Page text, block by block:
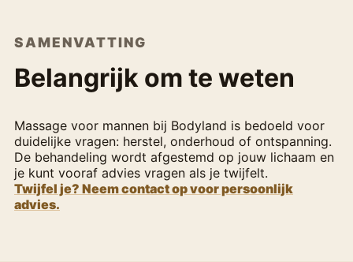
SAMENVATTING
Belangrijk om te weten
Massage voor mannen bij Bodyland is bedoeld voor
duidelijke vragen: herstel, onderhoud of ontspanning.
De behandeling wordt afgestemd op jouw lichaam en
je kunt vooraf advies vragen als je twijfelt.
Twijfel je? Neem contact op voor persoonlijk
advies.